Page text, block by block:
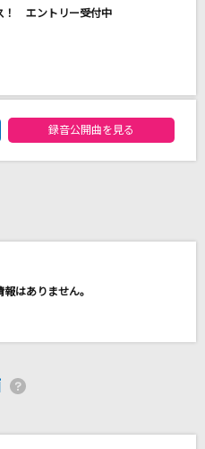
演ピアノ 美野 春
！ エントリー受付中
ントリーランキング
録音公開曲を見る